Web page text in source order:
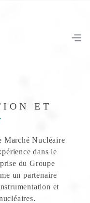
ET
Marché Nucléaire
dans le
du Groupe
un partenaire
et